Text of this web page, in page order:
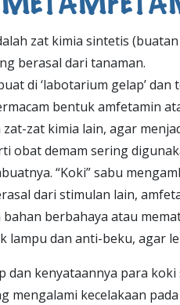
zat kimia sintetis
berasal dari tanaman.
di ‘labotarium gelap’ dan
bentuk amfetamin
zat kimia lain, agar
obat demam sering
“Koki” sabu
dari stimulan lain,
berbahaya atau
lampu dan anti-beku, agar
kenyataannya para koki
kecelakaan